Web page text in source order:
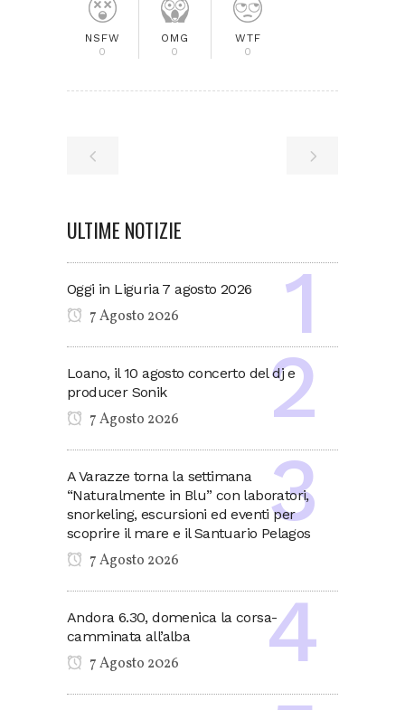
NSFW
0
OMG
0
WTF
0
ULTIME NOTIZIE
Oggi in Liguria 7 agosto 2026
7 Agosto 2026
Loano, il 10 agosto concerto del dj e
producer Sonik
7 Agosto 2026
A Varazze torna la settimana
“Naturalmente in Blu” con laboratori,
snorkeling, escursioni ed eventi per
scoprire il mare e il Santuario Pelagos
7 Agosto 2026
Andora 6.30, domenica la corsa-
camminata all’alba
7 Agosto 2026